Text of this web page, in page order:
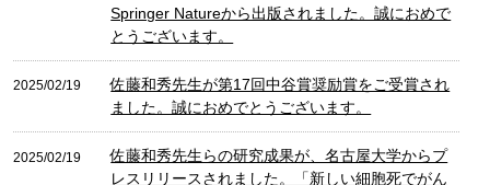
Springer Natureから出版されました。誠におめで
とうございます。
2025/02/19
佐藤和秀先生が第17回中谷賞奨励賞をご受賞され
ました。誠におめでとうございます。
2025/02/19
佐藤和秀先生らの研究成果が、名古屋大学からプ
レスリリースされました。「新しい細胞死でがん